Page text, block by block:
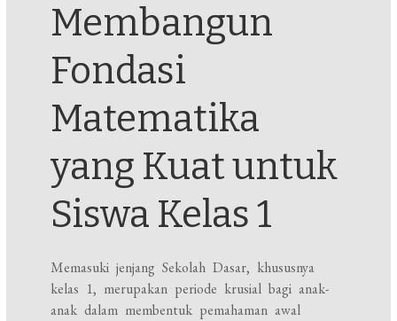
Membangun
Fondasi
Matematika
yang Kuat untuk
Siswa Kelas 1
Memasuki jenjang Sekolah Dasar, khususnya
kelas 1, merupakan periode krusial bagi anak-
anak dalam membentuk pemahaman awal